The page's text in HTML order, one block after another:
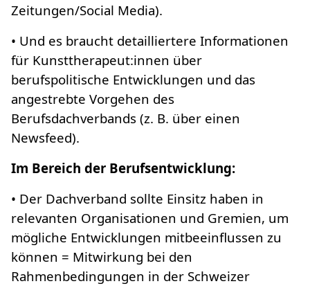
Zeitungen/Social Media).
• Und es braucht detailliertere Informationen
für Kunsttherapeut:innen über
berufspolitische Entwicklungen und das
angestrebte Vorgehen des
Berufsdachverbands (z. B. über einen
Newsfeed).
Im Bereich der Berufsentwicklung:
• Der Dachverband sollte Einsitz haben in
relevanten Organisationen und Gremien, um
mögliche Entwicklungen mitbeeinflussen zu
können = Mitwirkung bei den
Rahmenbedingungen in der Schweizer